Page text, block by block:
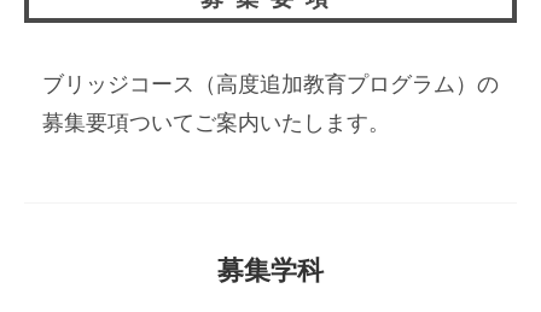
ブリッジコース（高度追加教育プログラム）の
募集要項ついてご案内いたします。
募集学科